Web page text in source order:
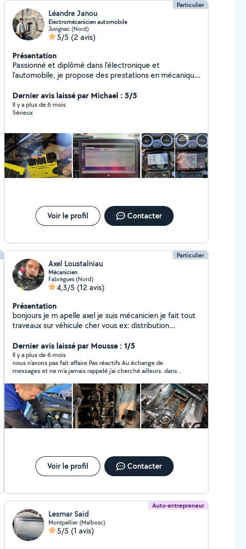
Particulier
Léandre Janou
Électromécanicien automobile
Juvignac (Nord)
5/5 (2 avis)
Présentation
Passionné et diplômé dans l'électronique et
l'automobile, je propose des prestations en mécanique
aussi transporter des objets.
Dernier avis laissé par Michael : 5/5
Il y a plus de 6 mois
Sérieux
Voir le profil Contacter
Particulier
Axel Loustalniau
Mécanicien
Fabrègues (Nord)
4,3/5 (12 avis)
Présentation
bonjours je m apelle axel je suis mécanicien je fait tout
traveaux sur véhicule cher vous ex: distribution
Dernier avis laissé par Mousse : 1/5
Il y a plus de 6 mois
nous n'avons pas fait affaire.Pas réactifs Au échange de
messages et ne m'a jamais rappelé j'ai cherché ailleurs. dans
Voir le profil Contacter
Auto-entrepreneur
Lesmar Said
Montpellier (Malbosc)
5/5 (1 avis)